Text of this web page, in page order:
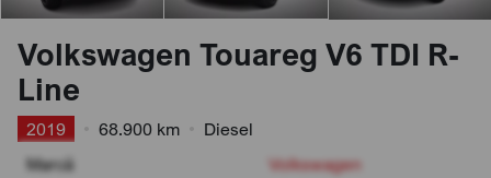
Volkswagen Touareg V6 TDI R-
Line
2019 68.900 km
Diesel
Marcă
Volkswagen